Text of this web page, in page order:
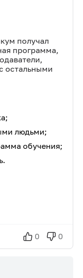
получал
программа,
остальными
людьми;
обучения;
0 0